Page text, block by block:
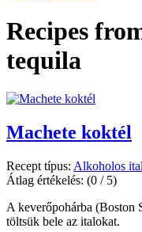
Recipes
tequila
Machete koktél
Recept típus: Alkoholos
Átlag értékelés: (0 / 5)
A keverőpohárba (Boston
töltsük bele az italokat.